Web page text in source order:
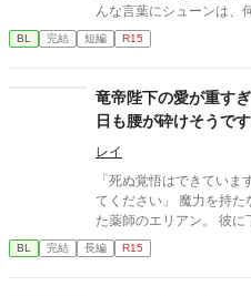
んな言葉にシューンは、
た。そして、夫であるア
インスがそう簡単にシュ
BL 完結 短編 R15
竜帝陛下の愛が重す
日も腰が砕けそうで
宣言されました〜
レイ
「死ぬ覚悟はできてい
てください」 魔力を持
た薬師のエリアン。 彼
尽くす「死の竜帝」ヴァ
BL 完結 長編 R15